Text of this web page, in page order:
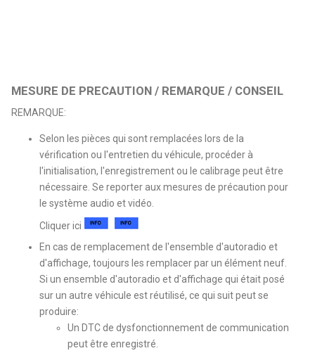
MESURE DE PRECAUTION / REMARQUE / CONSEIL
REMARQUE:
Selon les pièces qui sont remplacées lors de la
vérification ou l'entretien du véhicule, procéder à
l'initialisation, l'enregistrement ou le calibrage peut être
nécessaire. Se reporter aux mesures de précaution pour
le système audio et vidéo.
Cliquer ici
En cas de remplacement de l'ensemble d'autoradio et
d'affichage, toujours les remplacer par un élément neuf.
Si un ensemble d'autoradio et d'affichage qui était posé
sur un autre véhicule est réutilisé, ce qui suit peut se
produire:
Un DTC de dysfonctionnement de communication
peut être enregistré.